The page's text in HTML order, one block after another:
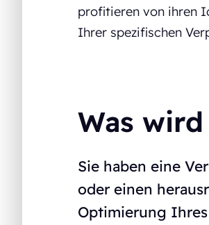
profitieren von ihren
Ihrer spezifischen
Was
Sie haben eine
oder einen
Optimierung